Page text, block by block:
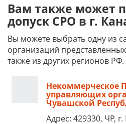
Вам также может
допуск СРО в г.
Вы можете выбрать одну из
организаций
также из других регионов РФ.
Некоммерческое
управляющих
Чувашской
Адрес: 429330, ЧР,